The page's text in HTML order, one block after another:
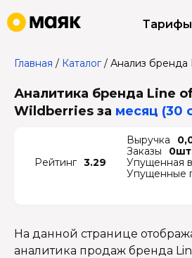
Тарифы
Главная / Каталог/ Анализ
Аналитика бренда Line
Wildberries за месяц (30
Рейтинг 3.29
Выручка
Заказы
Упущенная
Упущенные
На данной странице
аналитика продаж бренда